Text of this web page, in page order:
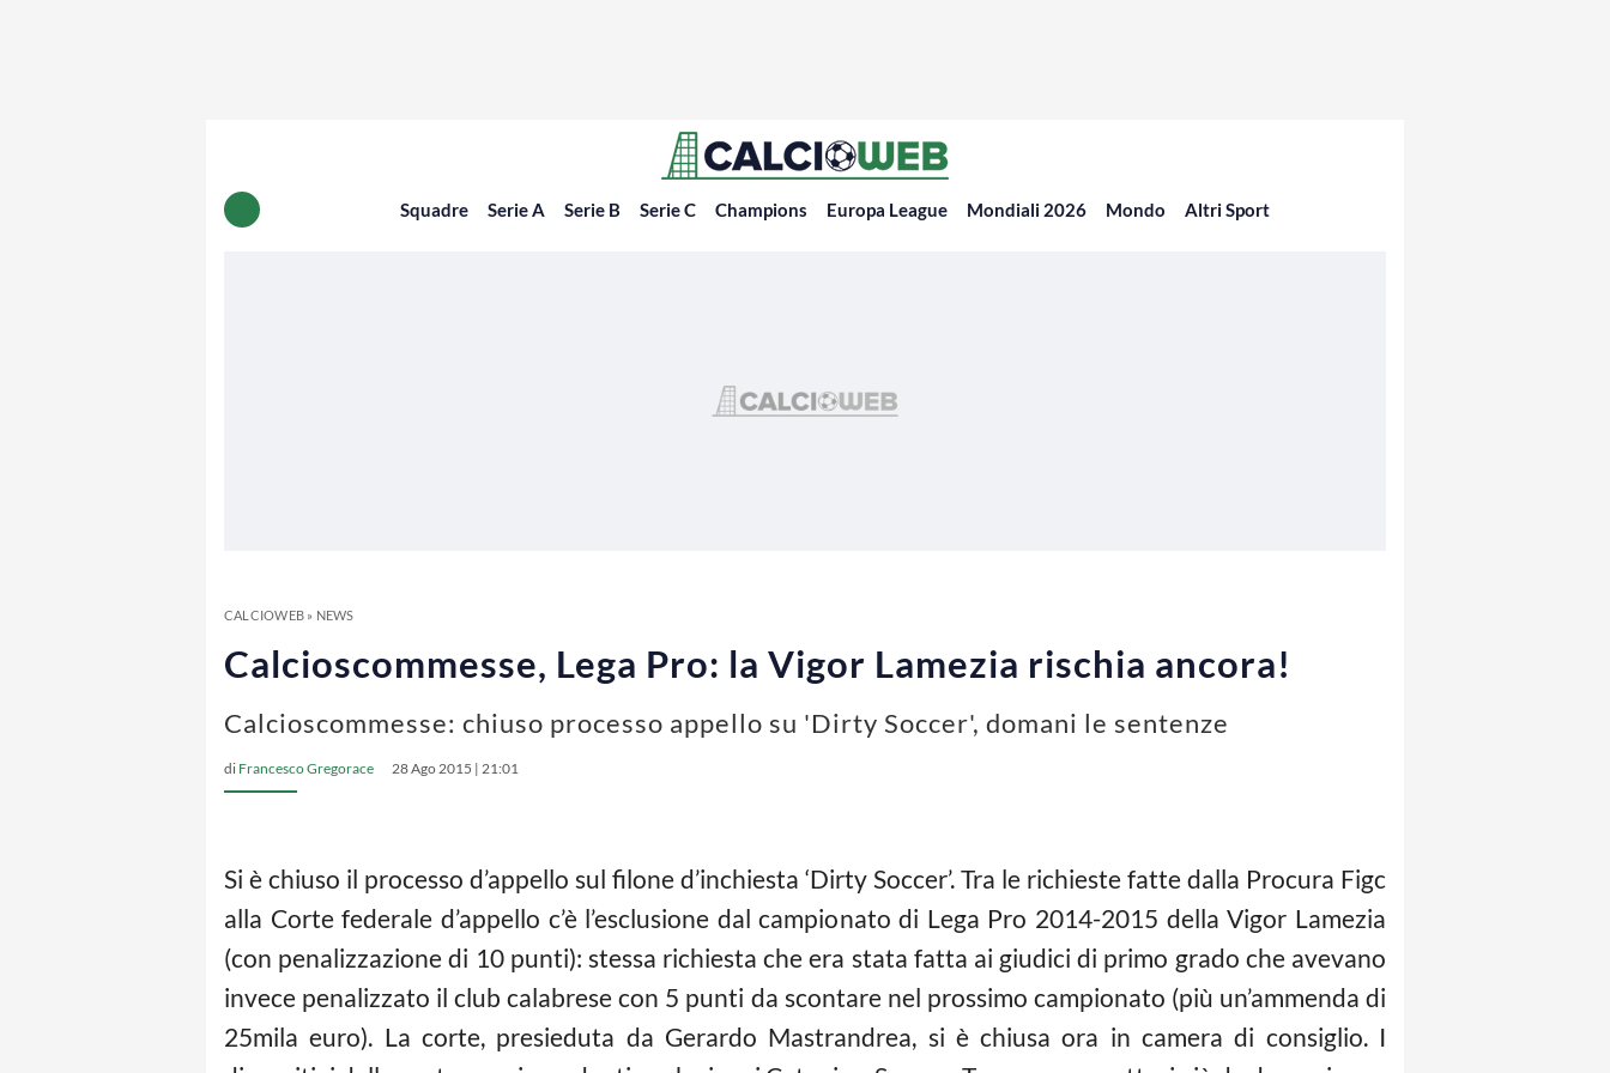
Squadre Serie A Serie B Serie C Champions Europa League Mondiali 2026 Mondo Altri Sport
CALCIOWEB» NEWS
Calcioscommesse, Lega Pro: la Vigor Lamezia rischia ancora!
Calcioscommesse: chiuso processo appello su 'Dirty Soccer', domani le sentenze
di Francesco Gregorace 28 Ago 2015 | 21:01
Si è chiuso il processo d’appello sul filone d’inchiesta ‘Dirty Soccer’. Tra le richieste fatte dalla Procura Figc
alla Corte federale d’appello c’è l’esclusione dal campionato di Lega Pro 2014-2015 della Vigor Lamezia
(con penalizzazione di 10 punti): stessa richiesta che era stata fatta ai giudici di primo grado che avevano
invece penalizzato il club calabrese con 5 punti da scontare nel prossimo campionato (più un’ammenda di
25mila euro). La corte, presieduta da Gerardo Mastrandrea, si è chiusa ora in camera di consiglio. I